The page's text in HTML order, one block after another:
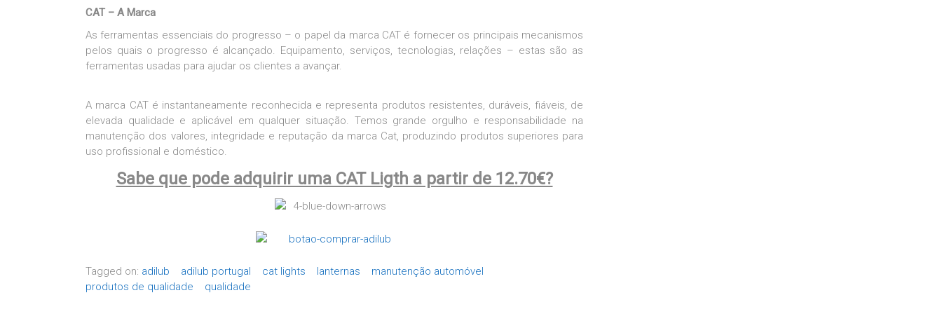
CAT – A Marca
As ferramentas essenciais do progresso – o papel da marca CAT é fornecer os principais mecanismos
pelos quais o progresso é alcançado. Equipamento, serviços, tecnologias, relações – estas são as
ferramentas usadas para ajudar os clientes a avançar.
A marca CAT é instantaneamente reconhecida e representa produtos resistentes, duráveis, fiáveis, de
elevada qualidade e aplicável em qualquer situação. Temos grande orgulho e responsabilidade na
manutenção dos valores, integridade e reputação da marca Cat, produzindo produtos superiores para
uso profissional e doméstico.
Sabe que pode adquirir uma CAT Ligth a partir de 12.70€?
Tagged on: adilub adilub portugal cat lights lanternas
manutenção automóvel
produtos de qualidade
qualidade